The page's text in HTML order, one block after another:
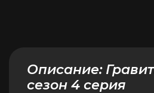
Описание:
сезон 4 серия